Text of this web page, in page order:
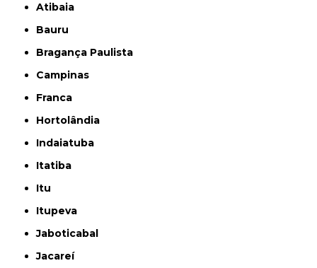
Atibaia
Bauru
Bragança Paulista
Campinas
Franca
Hortolândia
Indaiatuba
Itatiba
Itu
Itupeva
Jaboticabal
Jacareí